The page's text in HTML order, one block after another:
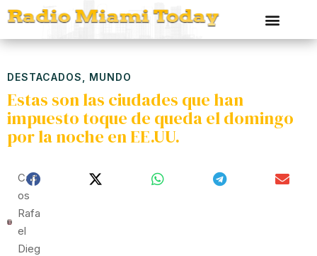
DESTACADOS MUNDO
Estas son las ciudades que han
impuesto toque de queda el domingo
por la noche en EE.UU.
Carl
Os
Rafa
El
Dieg